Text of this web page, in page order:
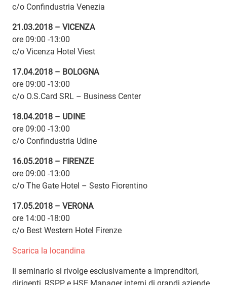
c/o Confindustria Venezia
21.03.2018 – VICENZA
ore 09:00 -13:00
c/o Vicenza Hotel Viest
17.04.2018 – BOLOGNA
ore 09:00 -13:00
c/o O.S.Card SRL – Business Center
18.04.2018 – UDINE
ore 09:00 -13:00
c/o Confindustria Udine
16.05.2018 – FIRENZE
ore 09:00 -13:00
c/o The Gate Hotel – Sesto Fiorentino
17.05.2018 – VERONA
ore 14:00 -18:00
c/o Best Western Hotel Firenze
Scarica la locandina
Il seminario si rivolge esclusivamente a imprenditori,
dirigenti, RSPP e HSE Manager interni di grandi aziende